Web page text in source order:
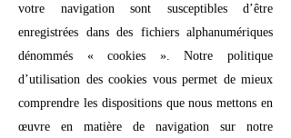
votre navigation sont susceptibles d’être
enregistrées dans des fichiers alphanumériques
dénommés « cookies ». Notre politique
d’utilisation des cookies vous permet de mieux
comprendre les dispositions que nous mettons en
œuvre en matière de navigation sur notre